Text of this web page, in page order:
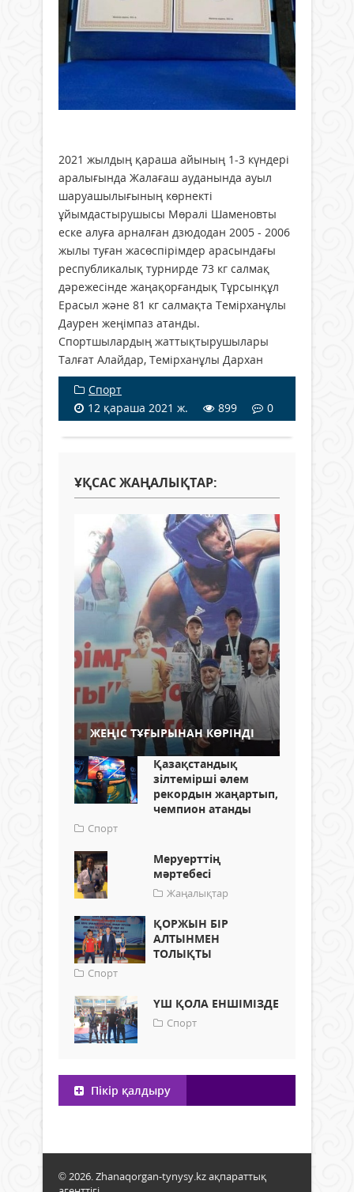
2021 жылдың қараша айының 1-3 күндері
аралығында Жалағаш ауданында ауыл
шаруашылығының көрнекті
ұйымдастырушысы Мөралі Шаменовты
еске алуға арналған дзюдодан 2005 - 2006
жылы туған жасөспірімдер арасындағы
республикалық турнирде 73 кг салмақ
дәрежесінде жаңақорғандық Тұрсынқұл
Ерасыл және 81 кг салмақта Темірханұлы
Даурен жеңімпаз атанды.
Спортшылардың жаттықтырушылары
Талғат Алайдар, Темірханұлы Дархан
Спорт
12 қараша 2021 ж.
899 0
ҰҚСАС ЖАҢАЛЫҚТАР:
ЖЕҢІС ТҰҒЫРЫНАН КӨРІНДІ
Қазақстандық
зілтемірші әлем
рекордын жаңартып,
чемпион атанды
Спорт
Меруерттің
мәртебесі
Жаңалықтар
ҚОРЖЫН БІР
АЛТЫНМЕН
ТОЛЫҚТЫ
Спорт
ҮШ ҚОЛА ЕНШІМІЗДЕ
Спорт
Пікір қалдыру
© 2026. Zhanaqorgan-tynysy.kz ақпараттық